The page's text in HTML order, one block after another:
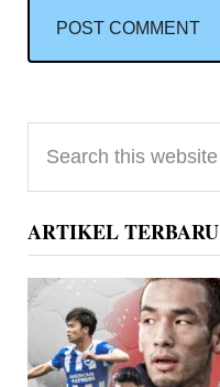
Primary
Sidebar
this
website
ARTIKEL TERBARU